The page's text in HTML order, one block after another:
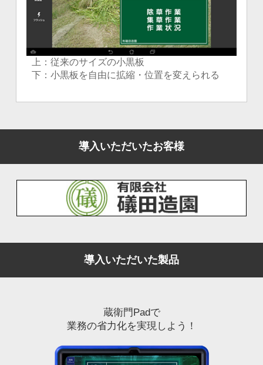
上：従来のサイズの小黒板
下：小黒板を自由に拡縮・位置を変えられる
導入いただいたお客様
導入いただいた製品
蔵衛門Padで
業務の省力化を実現しよう！